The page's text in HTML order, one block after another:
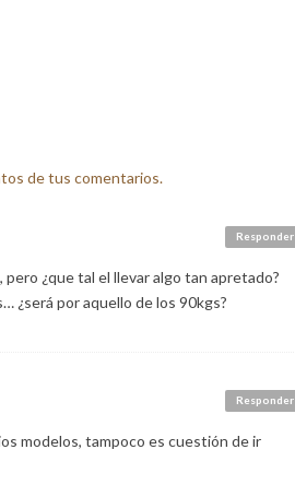
de tus comentarios.
Responder
¿que tal el llevar algo tan apretado?
¿será por aquello de los 90kgs?
Responder
modelos, tampoco es cuestión de ir